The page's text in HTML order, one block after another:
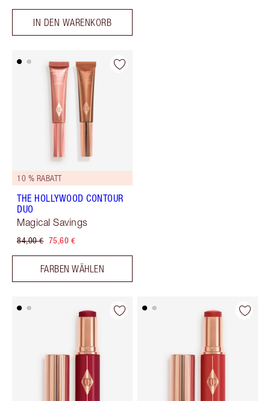
IN DEN WARENKORB
10 % RABATT
THE HOLLYWOOD CONTOUR
DUO
Magical Savings
84,00 € 75,60 €
FARBEN WÄHLEN